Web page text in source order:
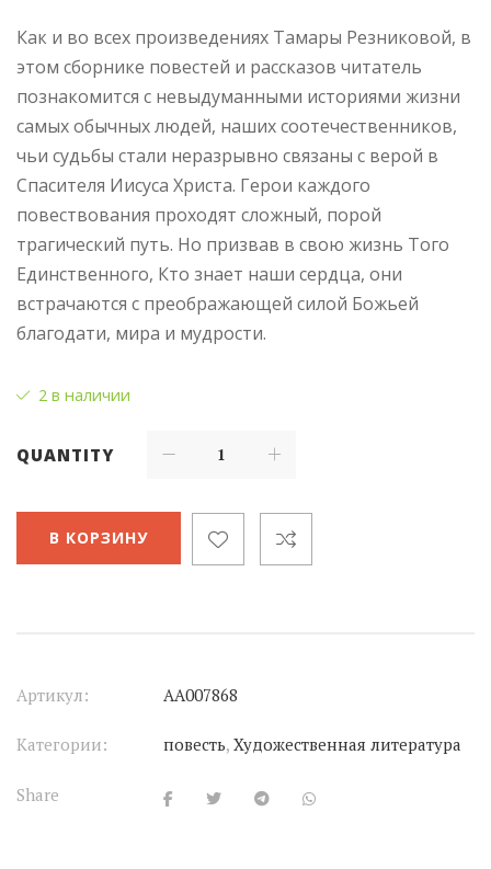
Как и во всех произведениях Тамары Резниковой, в
этом сборнике повестей и рассказов читатель
познакомится с невыдуманными историями жизни
самых обычных людей, наших соотечественников,
чьи судьбы стали неразрывно связаны с верой в
Спасителя Иисуса Христа. Герои каждого
повествования проходят сложный, порой
трагический путь. Но призвав в свою жизнь Того
Единственного, Кто знает наши сердца, они
встрачаются с преображающей силой Божьей
благодати, мира и мудрости.
2 в наличии
QUANTITY
В КОРЗИНУ
Артикул: АА007868
Категории: повесть, Художественная литература
Share